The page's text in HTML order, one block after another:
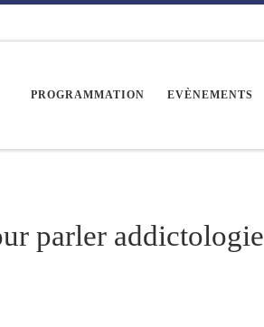
PROGRAMMATION EVÈNEMENTS
parler addictologie